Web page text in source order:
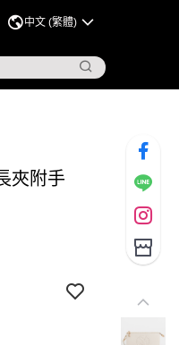
中文 (繁體)
夾附手